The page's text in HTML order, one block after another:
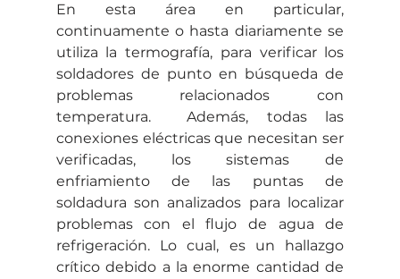
En esta área en particular,
continuamente o hasta diariamente se
utiliza la termografía, para verificar los
soldadores de punto en búsqueda de
problemas relacionados con
temperatura.  Además, todas las
conexiones eléctricas que necesitan ser
verificadas, los sistemas de
enfriamiento de las puntas de
soldadura son analizados para localizar
problemas con el flujo de agua de
refrigeración. Lo cual, es un hallazgo
crítico debido a la enorme cantidad de